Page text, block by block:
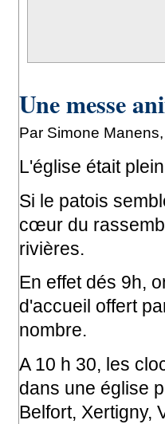
Une messe
Par Simone
L'église était
Si le patois
cœur du
rivières.
En effet dés 9h,
d'accueil offert
nombre.
A 10 h 30, les
dans une église
Belfort, Xertigny,